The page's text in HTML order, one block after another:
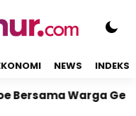
NEWS INDEKS
Warga Gelar